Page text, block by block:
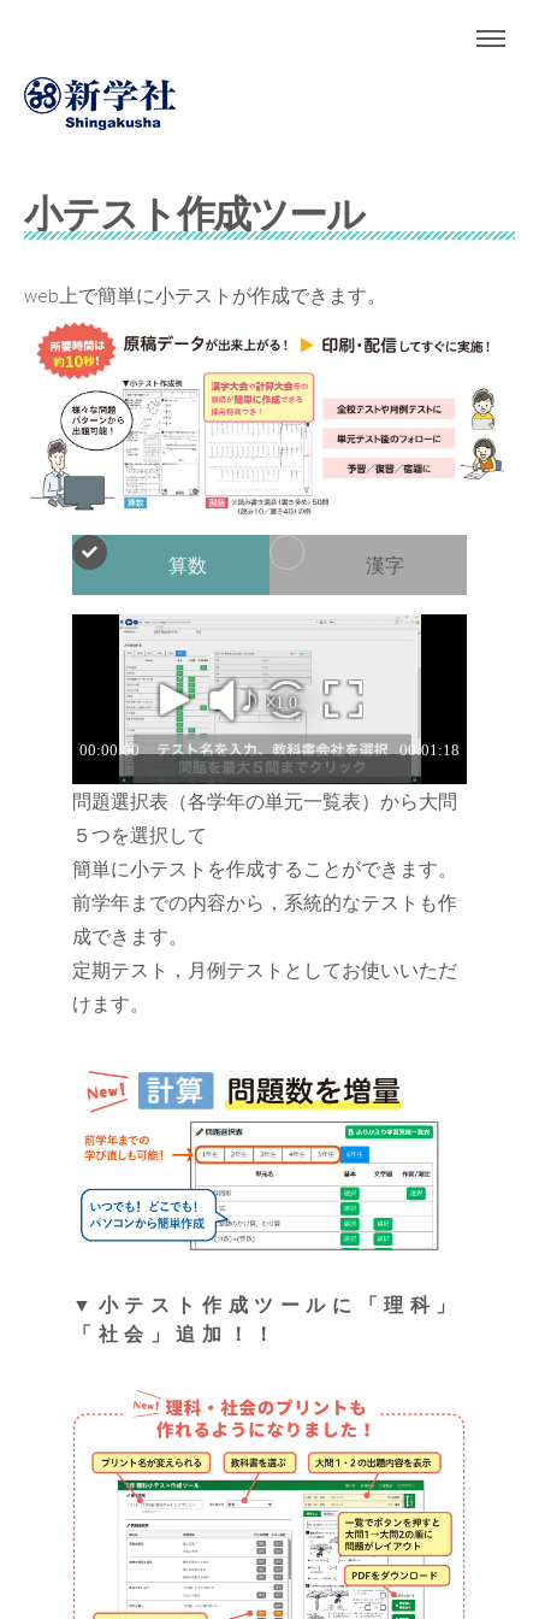
小テスト作成ツール
web上で簡単に小テストが作成できます。
算数
問題選択表（各学年の単元一覧表）から大問
５つを選択して
簡単に小テストを作成することができます。
前学年までの内容から，系統的なテストも作
成できます。
定期テスト，月例テストとしてお使いいただ
けます。
漢字
▼小テスト作成ツールに「理科」
「社会」追加！！